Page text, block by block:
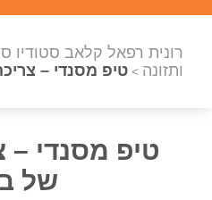
רונית רפאל קלאב סטודיו
ותזונה > טיפ מסנדי –
טיפ מסנדי –
של